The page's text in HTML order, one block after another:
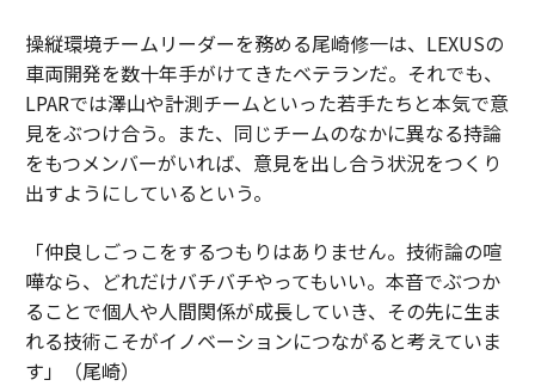
操縦環境チームリーダーを務める尾崎修一は、LEXUSの
車両開発を数十年手がけてきたベテランだ。それでも、
LPARでは澤山や計測チームといった若手たちと本気で意
見をぶつけ合う。また、同じチームのなかに異なる持論
をもつメンバーがいれば、意見を出し合う状況をつくり
出すようにしているという。
「仲良しごっこをするつもりはありません。技術論の喧
嘩なら、どれだけバチバチやってもいい。本音でぶつか
ることで個人や人間関係が成長していき、その先に生ま
れる技術こそがイノベーションにつながると考えていま
す」（尾崎）